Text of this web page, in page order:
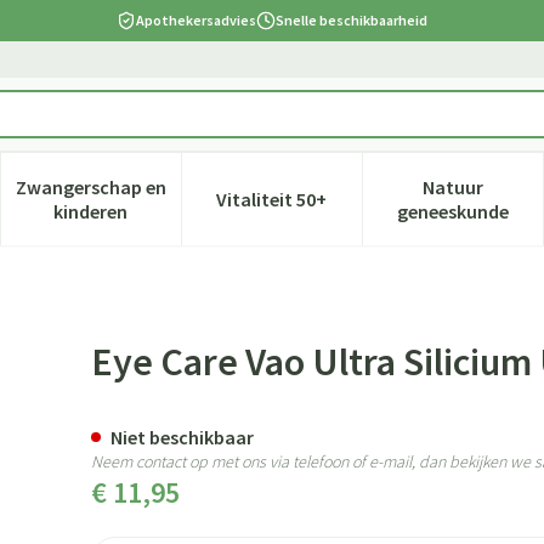
Apothekersadvies Snelle beschikbaarheid
verzorging en hygiëne categorie
voor Dieet, voeding en vitamines categorie
Zwangerschap en
kinderenToon submenu voor Zwangerschap en kinderen
Vitaliteit 50+Toon submenu voor Vitaliteit
Natuur
geneeskunde
Toon
1535 Cannelle
Eye Care Vao Ultra
€ 11,95
Niet beschikbaar
Neem contact op met ons via telefoon of e-mail, dan bekijken we